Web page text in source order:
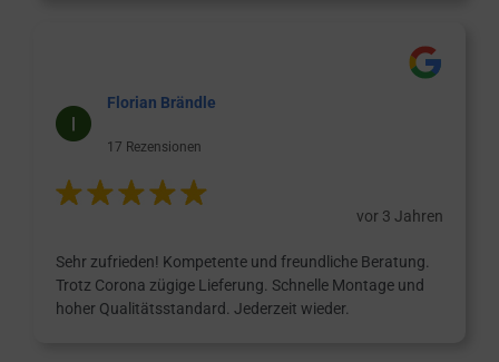
Florian Brändle
17 Rezensionen
vor 3 Jahren
Sehr zufrieden! Kompetente und freundliche Beratung.
Trotz Corona zügige Lieferung. Schnelle Montage und
hoher Qualitätsstandard. Jederzeit wieder.